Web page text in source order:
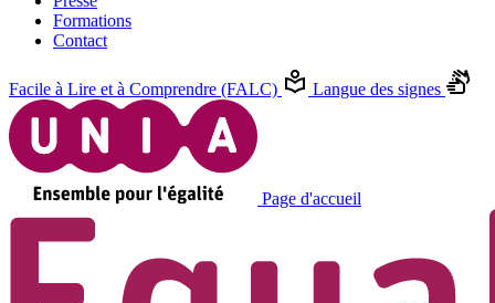
Formations
Contact
Facile à Lire et à Comprendre (FALC) Langue des signes
Page d'accueil